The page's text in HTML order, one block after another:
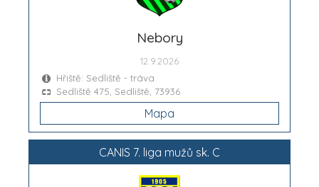
Nebory
12.9.2026
Hřiště: Sedliště - tráva
Sedliště 475, Sedliště, 73936
Mapa
CANIS 7. liga mužů sk. C